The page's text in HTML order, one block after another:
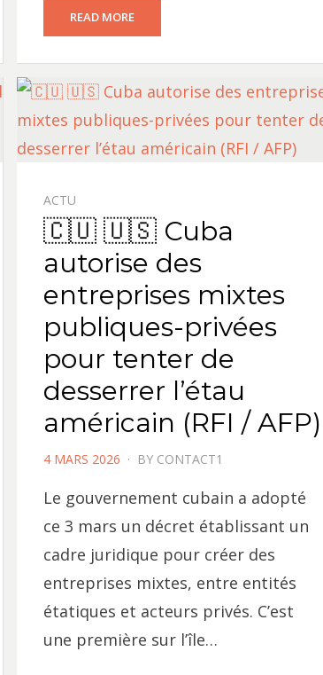
READ MORE
ACTU
🇨🇺 🇺🇸 Cuba
autorise des
entreprises mixtes
publiques-privées
pour tenter de
desserrer l’étau
américain (RFI / AFP)
POSTED
4 MARS 2026 BY CONTACT1
Le gouvernement cubain a adopté
ce 3 mars un décret établissant un
cadre juridique pour créer des
entreprises mixtes, entre entités
étatiques et acteurs privés. C’est
une première sur l’île…